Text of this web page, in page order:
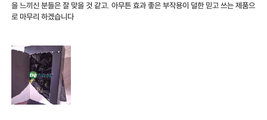
을 느끼신 분들은 잘 맞을 것 같고. 아무튼 효과 좋은 부작용이 덜한 믿고 쓰는 제품으
로 마무리 하겠습니다